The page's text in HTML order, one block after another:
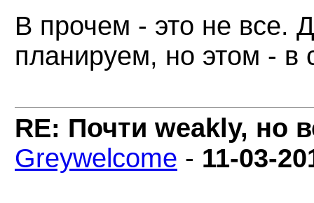
В прочем - это не все.
планируем, но этом - в
RE: Почти weakly, но
Greywelcome - 11-03-